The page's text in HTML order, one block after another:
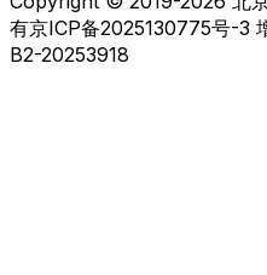
有京ICP备2025130775号-3
B2-20253918